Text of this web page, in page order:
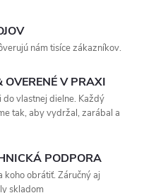
nám tisíce zákazníkov.
OVERENÉ V PRAXI
do vlastnej dielne. Každý
tak, aby vydržal, zarábal a
PODPORA
koho obrátiť. Záručný aj
skladom